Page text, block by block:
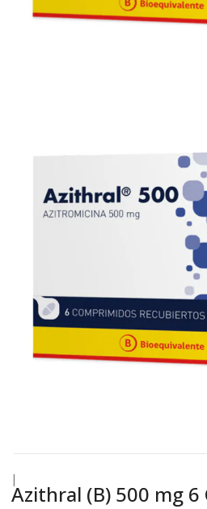
|
Azithral (B) 500 mg